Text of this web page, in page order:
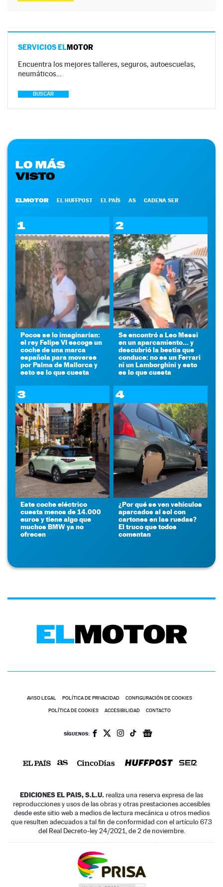
SERVICIOS ELMOTOR
Encuentra los mejores talleres, seguros, autoescuelas,
neumáticos…
BUSCAR
LO MÁS
VISTO
ELMOTOR EL HUFFPOST EL PAÍS AS CADENA SER
1
Pocos se lo imaginarían:
el rey Felipe VI escoge un
coche de una marca
española para moverse
por Palma de Mallorca y
esto es lo que cuesta
2
Se encontró a Leo Messi
en un aparcamiento... y
descubrió la bestia que
conduce: no es un Ferrari
ni un Lamborghini y esto
es lo que cuesta
3
Este coche eléctrico
cuesta menos de 14.000
euros y tiene algo que
muchos BMW ya no
ofrecen
4
¿Por qué se ven vehículos
aparcados al sol con
cartones en las ruedas?
El truco que todos
comentan
AVISO LEGAL POLÍTICA DE PRIVACIDAD CONFIGURACIÓN DE COOKIES
POLÍTICA DE COOKIES ACCESIBILIDAD CONTACTO
SÍGUENOS:
EDICIONES EL PAIS, S.L.U. realiza una reserva expresa de las
reproducciones y usos de las obras y otras prestaciones accesibles
desde este sitio web a medios de lectura mecánica u otros medios
que resulten adecuados a tal fin de conformidad con el artículo 67.3
del Real Decreto-ley 24/2021, de 2 de noviembre.